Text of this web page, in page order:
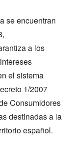
se encuentran
a los
el sistema
1/2007
Consumidores
destinadas a la
español.